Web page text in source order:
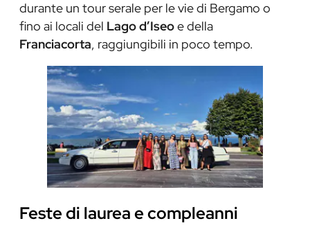
durante un tour serale per le vie di Bergamo o
fino ai locali del Lago d’Iseoe della
Franciacorta, raggiungibili in poco tempo.
Feste di laurea e compleanni